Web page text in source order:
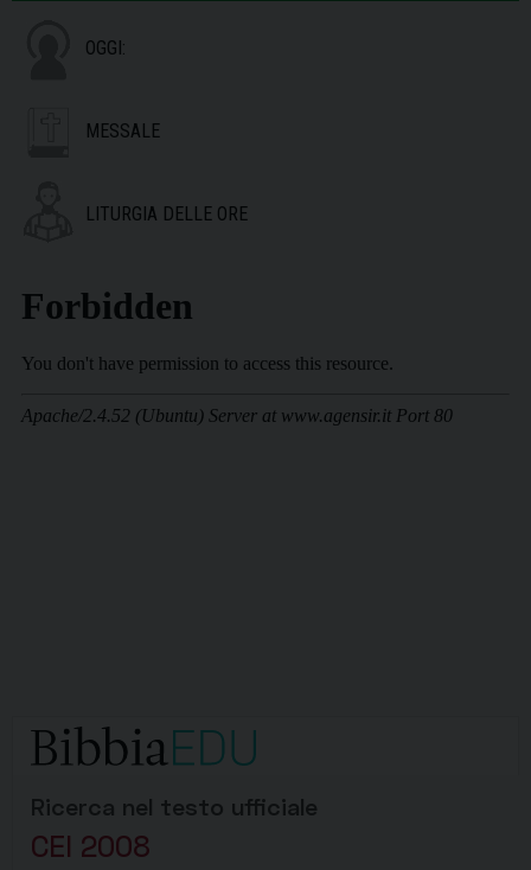
OGGI:
MESSALE
LITURGIA DELLE ORE